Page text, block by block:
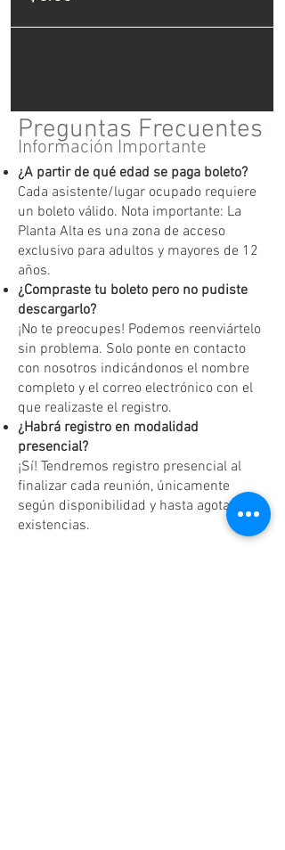
Preguntas Frecuentes
Información Importante
¿A partir de qué edad se paga boleto?
Cada asistente/lugar ocupado requiere
un boleto válido. Nota importante: La
Planta Alta es una zona de acceso
exclusivo para adultos y mayores de 12
años.
¿Compraste tu boleto pero no pudiste
descargarlo?
¡No te preocupes! Podemos reenviártelo
sin problema. Solo ponte en contacto
con nosotros indicándonos el nombre
completo y el correo electrónico con el
que realizaste el registro.
¿Habrá registro en modalidad
presencial?
¡Sí! Tendremos registro presencial al
finalizar cada reunión, únicamente
según disponibilidad y hasta agotar
existencias.